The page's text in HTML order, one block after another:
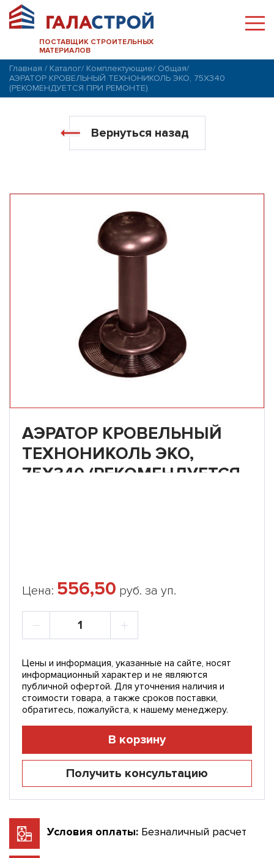
ПОСТАВЩИК СТРОИТЕЛЬНЫХ
МАТЕРИАЛОВ
Главная / Каталог/ Комплектующие/ Общая/
АЭРАТОР КРОВЕЛЬНЫЙ ТЕХНОНИКОЛЬ ЭКО, 75Х340
(РЕКОМЕНДУЕТСЯ ПРИ РЕМОНТЕ)
Вернуться назад
АЭРАТОР КРОВЕЛЬНЫЙ
ТЕХНОНИКОЛЬ ЭКО,
75Х340 (РЕКОМЕНДУЕТСЯ
Цена: 556,50 руб. за уп.
Цены и информация, указанные на сайте, носят
информационный характер и не являются
публичной офертой. Для уточнения наличия и
стоимости товара, а также сроков поставки,
обратитесь, пожалуйста, к нашему менеджеру.
В корзину
Получить консультацию
Условия оплаты: Безналичный расчет